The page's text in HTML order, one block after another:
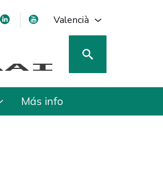
in a new tab
opens in a new tab
opens in a new tab
Valencià
Más info